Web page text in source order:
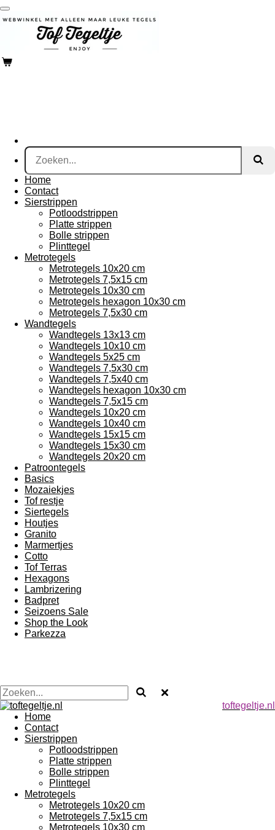
Ga
direct
Home
Contact
Sierstrippen
Potloodstrippen
Platte strippen
Bolle strippen
Plinttegel
Metrotegels
Metrotegels 10x20 cm
Metrotegels 7,5x15 cm
Metrotegels 10x30 cm
Metrotegels hexagon 10x30 cm
Metrotegels 7,5x30 cm
Wandtegels
Wandtegels 13x13 cm
Wandtegels 10x10 cm
Wandtegels 5x25 cm
Wandtegels 7,5x30 cm
Wandtegels 7,5x40 cm
Wandtegels hexagon 10x30 cm
Wandtegels 7,5x15 cm
Wandtegels 10x20 cm
Wandtegels 10x40 cm
Wandtegels 15x15 cm
Wandtegels 15x30 cm
Wandtegels 20x20 cm
Patroontegels
Basics
Mozaiekjes
Tof restje
Siertegels
Houtjes
Granito
Marmertjes
Cotto
Tof Terras
Hexagons
Lambrizering
Badpret
Seizoens Sale
Shop the Look
Parkezza
toftegeltje.nl
Home
Contact
Sierstrippen
Potloodstrippen
Platte strippen
Bolle strippen
Plinttegel
Metrotegels
Metrotegels 10x20 cm
Metrotegels 7,5x15 cm
Metrotegels 10x30 cm